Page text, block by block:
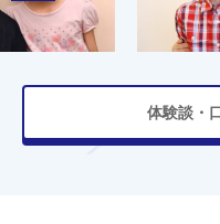
体験談・